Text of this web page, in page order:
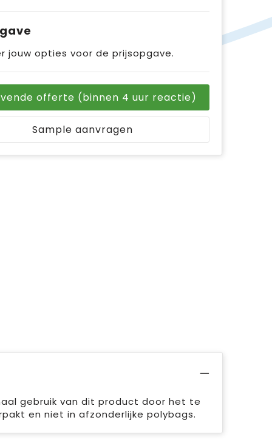
jouw opties voor de prijsopgave.
offerte (binnen 4 uur reactie)
Sample aanvragen
gebruik van dit product door het te
en niet in afzonderlijke polybags.